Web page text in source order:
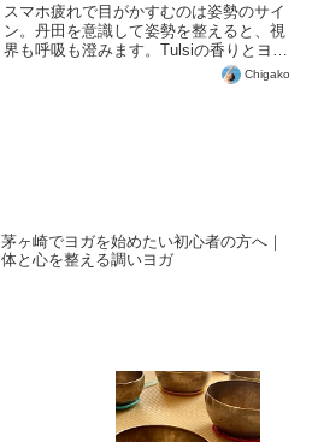
スマホ疲れで目がかすむのは姿勢のサイ
ン。丹田を意識して姿勢を整えると、視
界も呼吸も澄みます。Tulsiの香りとヨガ
Chigako
茅ヶ崎でヨガを始めたい初心者の方へ｜
体と心を整える調いヨガ